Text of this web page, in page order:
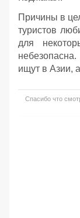
Причины в
туристов
для
ищут в Азии,
Спасибо что